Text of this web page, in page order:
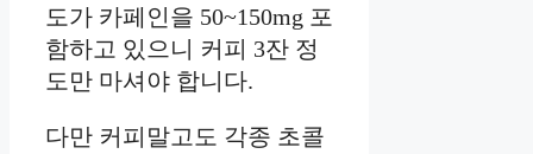
도가 카페인을 50~150mg 포
함하고 있으니 커피 3잔 정
도만 마셔야 합니다.
다만 커피말고도 각종 초콜